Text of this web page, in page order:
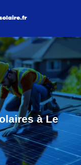
à Le